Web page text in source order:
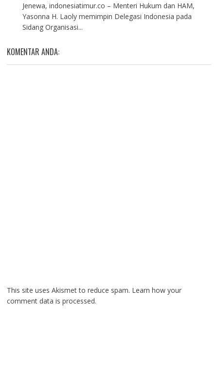
Jenewa, indonesiatimur.co – Menteri Hukum dan HAM,
Yasonna H. Laoly memimpin Delegasi Indonesia pada
Sidang Organisasi...
KOMENTAR ANDA:
This site uses Akismet to reduce spam. Learn how your
comment data is processed.